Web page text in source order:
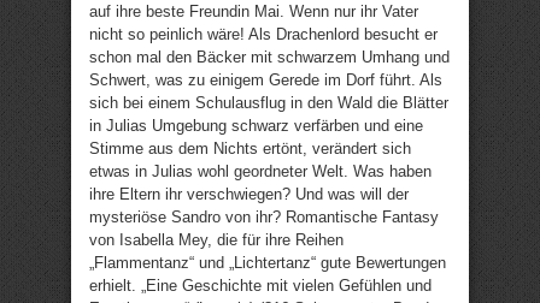
auf ihre beste Freundin Mai. Wenn nur ihr Vater
nicht so peinlich wäre! Als Drachenlord besucht er
schon mal den Bäcker mit schwarzem Umhang und
Schwert, was zu einigem Gerede im Dorf führt. Als
sich bei einem Schulausflug in den Wald die Blätter
in Julias Umgebung schwarz verfärben und eine
Stimme aus dem Nichts ertönt, verändert sich
etwas in Julias wohl geordneter Welt. Was haben
ihre Eltern ihr verschwiegen? Und was will der
mysteriöse Sandro von ihr? Romantische Fantasy
von Isabella Mey, die für ihre Reihen
„Flammentanz“ und „Lichtertanz“ gute Bewertungen
erhielt. „Eine Geschichte mit vielen Gefühlen und